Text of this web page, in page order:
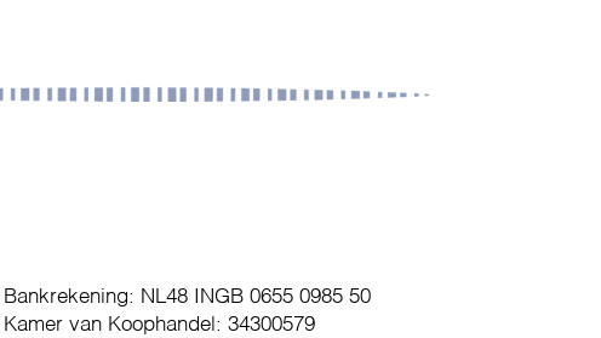
Bankrekening: NL48 INGB 0655 0985 50
Kamer van Koophandel: 34300579